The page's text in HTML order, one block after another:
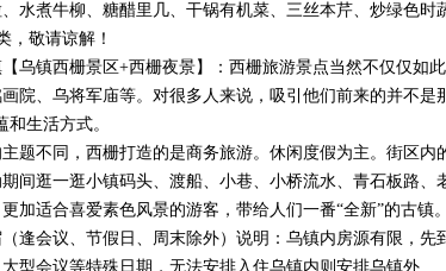
水煮牛柳、糖醋里几、干锅有机菜、三丝本芹、炒绿色时
，敬请谅解！
乌镇西栅景区+西栅夜景】：西栅旅游景点当然不仅仅如此
院、乌将军庙等。对很多人来说，吸引他们前来的并不是
生活方式。
题不同，西栅打造的是商务旅游。休闲度假为主。街区内
间逛一逛小镇码头、渡船、小巷、小桥流水、青石板路、
加适合喜爱素色风景的游客，带给人们一番“全新”的古镇。
逢会议、节假日、周末除外）说明：乌镇内房源有限，先
型会议等特殊日期，无法安排入住乌镇内则安排乌镇外